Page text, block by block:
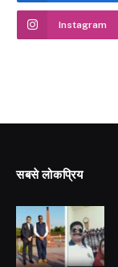
Instagram
सबसे लोकप्रिय